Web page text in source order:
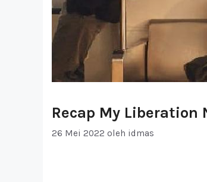
Recap My Liberation
26 Mei 2022 oleh idmas